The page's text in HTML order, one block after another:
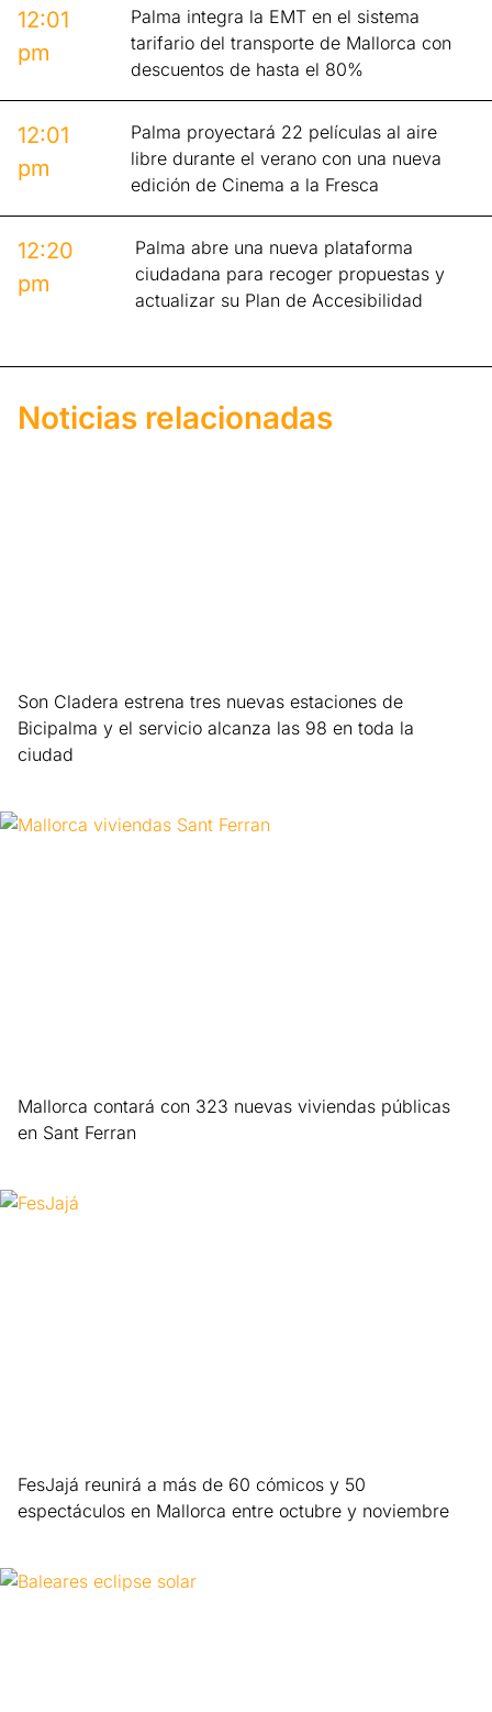
12:01
pm
Palma integra la EMT en el sistema
tarifario del transporte de Mallorca con
descuentos de hasta el 80%
12:01
pm
Palma proyectará 22 películas al aire
libre durante el verano con una nueva
edición de Cinema a la Fresca
12:20
pm
Palma abre una nueva plataforma
ciudadana para recoger propuestas y
actualizar su Plan de Accesibilidad
Noticias relacionadas
Son Cladera estrena tres nuevas estaciones de
Bicipalma y el servicio alcanza las 98 en toda la
ciudad
Mallorca contará con 323 nuevas viviendas públicas
en Sant Ferran
FesJajá reunirá a más de 60 cómicos y 50
espectáculos en Mallorca entre octubre y noviembre